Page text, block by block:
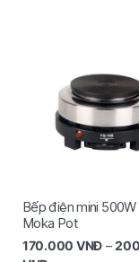
Bếp điện mini
Moka Pot
170.000 VNĐ–